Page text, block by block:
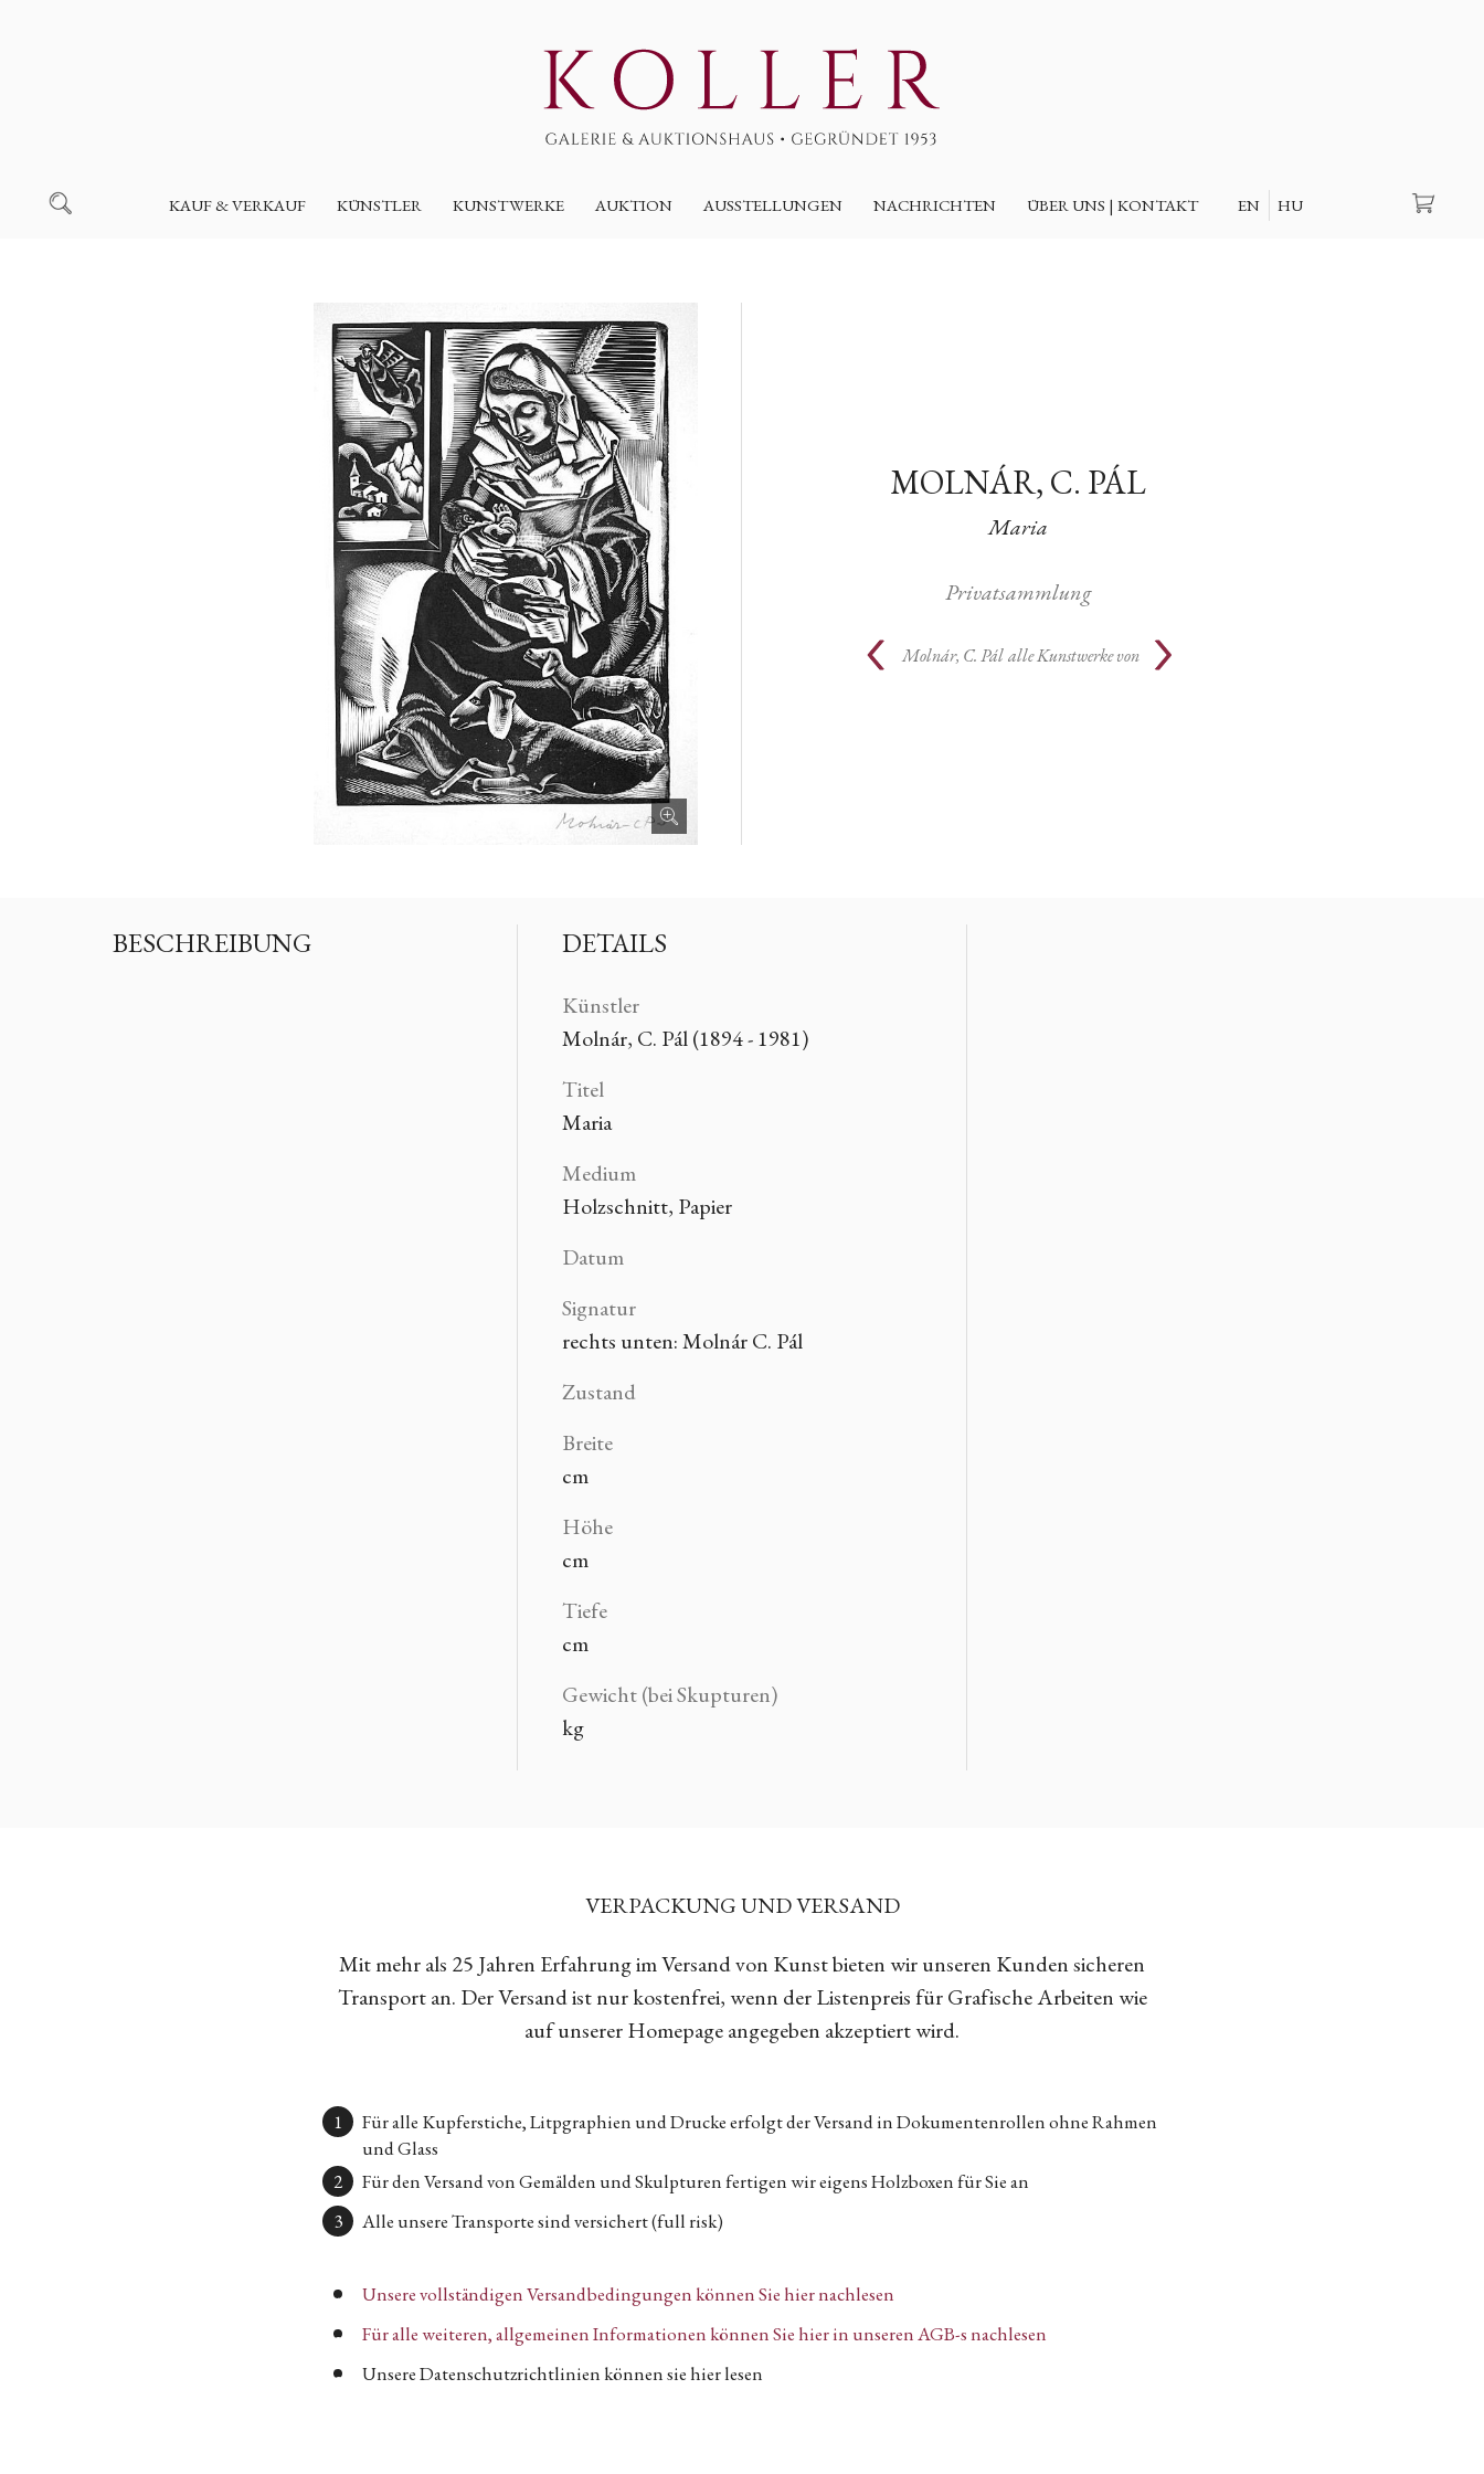
KAUF & VERKAUF KÜNSTLER KUNSTWERKE AUKTION AUSSTELLUNGEN NACHRICHTEN ÜBER UNS | KONTAKT EN HU
MOLNÁR, C. PÁL
Maria
Privatsammlung
Molnár, C. Pál alle Kunstwerke von
BESCHREIBUNG DETAILS
Künstler
Molnár, C. Pál (1894 - 1981)
Titel
Maria
Medium
Holzschnitt, Papier
Datum
Signatur
rechts unten: Molnár C. Pál
Zustand
Breite
cm
Höhe
cm
Tiefe
cm
Gewicht (bei Skupturen)
kg
VERPACKUNG UND VERSAND
Mit mehr als 25 Jahren Erfahrung im Versand von Kunst bieten wir unseren Kunden sicheren
Transport an. Der Versand ist nur kostenfrei, wenn der Listenpreis für Grafische Arbeiten wie
auf unserer Homepage angegeben akzeptiert wird.
Für alle Kupferstiche, Litpgraphien und Drucke erfolgt der Versand in Dokumentenrollen ohne Rahmen
und Glass
Für den Versand von Gemälden und Skulpturen fertigen wir eigens Holzboxen für Sie an
Alle unsere Transporte sind versichert (full risk)
Unsere vollständigen Versandbedingungen können Sie hier nachlesen
Für alle weiteren, allgemeinen Informationen können Sie hier in unseren AGB-s nachlesen
Unsere Datenschutzrichtlinien können sie hier lesen